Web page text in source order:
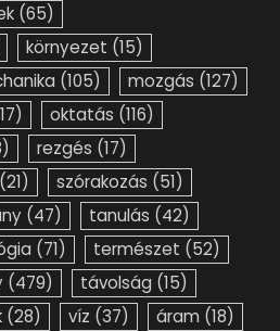
(65)
környezet (15)
(105) mozgás (127)
oktatás (116)
rezgés (17)
(21) szórakozás (51)
(47) tanulás (42)
(71) természet (52)
(479) távolság (15)
(28) víz (37) áram (18)